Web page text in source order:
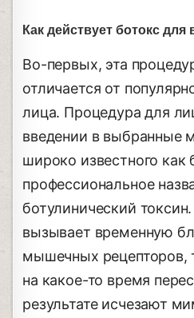
Как действует ботокс для
Во-первых, эта
отличается от
лица. Процедура для
введении в выбранные
широко известного как
профессиональное
ботулинический
вызывает временную
мышечных рецепторов,
на какое-то время
результате исчезают